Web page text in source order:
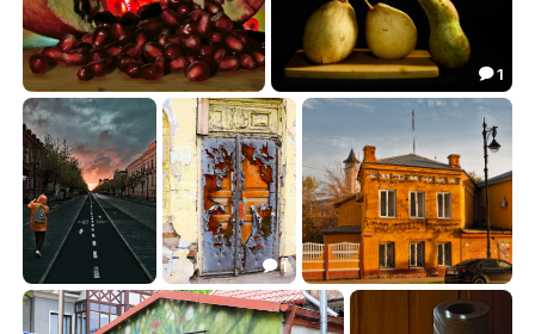
...
0160
33.05
0156

 1
30
69.00
20
42.19
 1
31
10.95